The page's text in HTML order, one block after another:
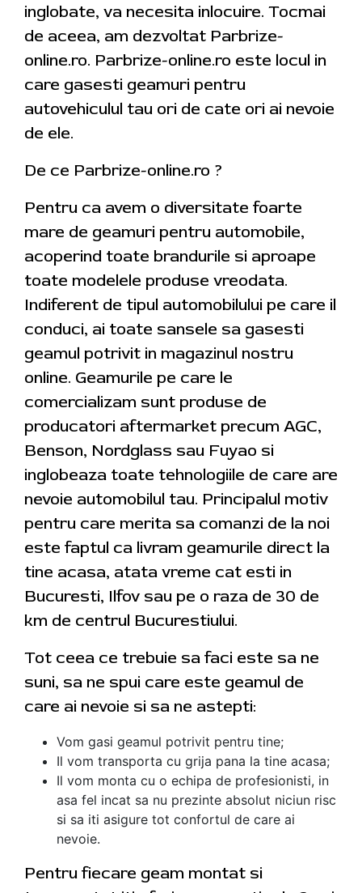
inglobate, va necesita inlocuire. Tocmai
de aceea, am dezvoltat Parbrize-
online.ro. Parbrize-online.ro este locul in
care gasesti geamuri pentru
autovehiculul tau ori de cate ori ai nevoie
de ele.
De ce Parbrize-online.ro ?
Pentru ca avem o diversitate foarte
mare de geamuri pentru automobile,
acoperind toate brandurile si aproape
toate modelele produse vreodata.
Indiferent de tipul automobilului pe care il
conduci, ai toate sansele sa gasesti
geamul potrivit in magazinul nostru
online. Geamurile pe care le
comercializam sunt produse de
producatori aftermarket precum AGC,
Benson, Nordglass sau Fuyao si
inglobeaza toate tehnologiile de care are
nevoie automobilul tau. Principalul motiv
pentru care merita sa comanzi de la noi
este faptul ca livram geamurile direct la
tine acasa, atata vreme cat esti in
Bucuresti, Ilfov sau pe o raza de 30 de
km de centrul Bucurestiului.
Tot ceea ce trebuie sa faci este sa ne
suni, sa ne spui care este geamul de
care ai nevoie si sa ne astepti:
Vom gasi geamul potrivit pentru tine;
Il vom transporta cu grija pana la tine acasa;
Il vom monta cu o echipa de profesionisti, in
asa fel incat sa nu prezinte absolut niciun risc
si sa iti asigure tot confortul de care ai
nevoie.
Pentru fiecare geam montat si